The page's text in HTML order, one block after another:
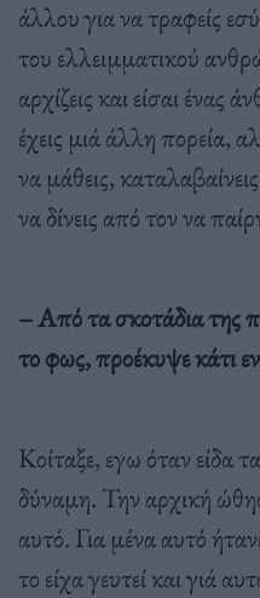
άλλου για να τραφείς
του ελλειµµατικού
αρχίζεις και είσαι
έχεις µιά άλλη πορεία,
να µάθεις,
να δίνεις από τον να
– Από τα σκοτάδια της
το φως, προέκυψε κάτι
Κοίταξε, εγω όταν είδα
δύναµη. Την αρχική
αυτό. Για µένα αυτό
το είχα γευτεί και γιά